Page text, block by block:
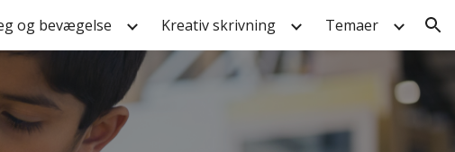
og bevægelse Kreativ skrivning Temaer